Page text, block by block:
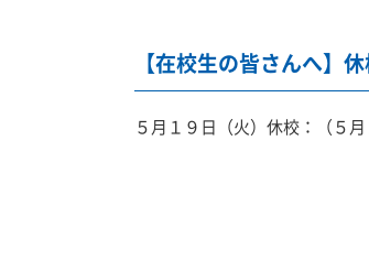
【在校生の皆さんへ】
５月１９日（火）休校：（５